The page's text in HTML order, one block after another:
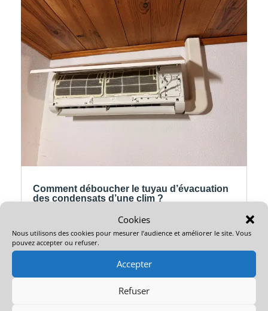
Cookies
Nous utilisons des cookies pour mesurer l’audience et améliorer le site. Vous
pouvez accepter ou refuser.
Accepter
Refuser
Comment déboucher le tuyau d’évacuation
des condensats d’une clim ?
Votre clim coule à l’intérieur, goutte le long du mur
ou laisse apparaître une trace d’humidité sous
l’unité murale ? Dans beaucoup de cas, le
bouchée ou d’un bac à condensats encrassé.
Bonne nouvelle : il y a quelques...